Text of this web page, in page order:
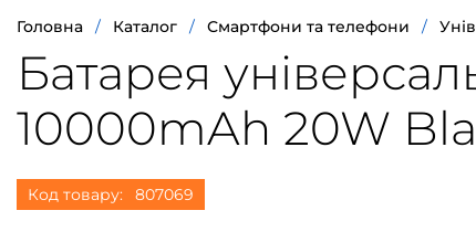
Головна / Каталог / Смартфони та телефони /
Батарея
10000mAh 20W
Код товару: 807069